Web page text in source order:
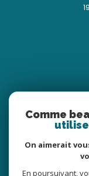
Comme
On aimerait
En poursuivant,